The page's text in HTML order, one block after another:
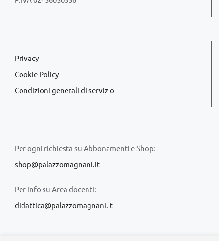
Privacy
Cookie Policy
Condizioni generali di servizio
Per ogni richiesta su Abbonamenti e Shop:
shop@palazzomagnani.it
Per info su Area docenti:
didattica@palazzomagnani.it